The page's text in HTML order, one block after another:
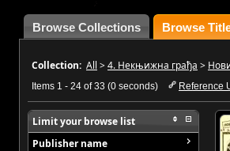
Browse Collections Browse
Collection: All >4. Некњижна грађа >
Items 1 - 24 of 33 (0 seconds) Reference
Limit your browse list
Publisher name